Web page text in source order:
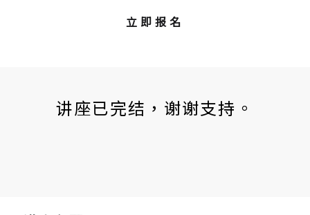
立即报名
讲座已完结，谢谢支持。